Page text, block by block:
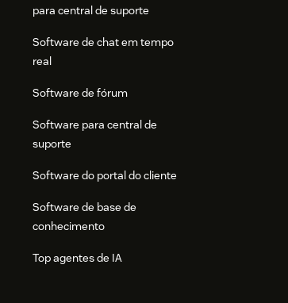
para central de suporte
Software de chat em tempo
real
Software de fórum
Software para central de
suporte
Software do portal do cliente
Software de base de
conhecimento
Top agentes de IA